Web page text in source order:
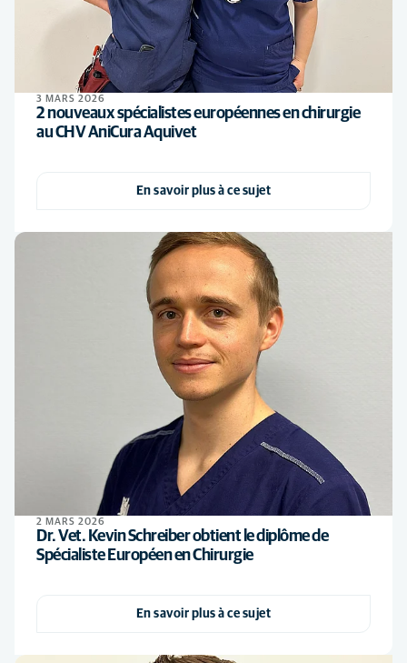
3 MARS 2026
2 nouveaux spécialistes européennes en chirurgie
au CHV AniCura Aquivet
En savoir plus à ce sujet
2 MARS 2026
Dr. Vet. Kevin Schreiber obtient le diplôme de
Spécialiste Européen en Chirurgie
En savoir plus à ce sujet